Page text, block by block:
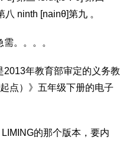
ninth [nainθ]第九 。
。。。。
年教育部审定的义务教
点）》五年级下册的电子
的那个版本，要内